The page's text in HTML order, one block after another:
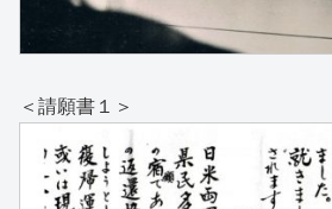
＜請願書１＞